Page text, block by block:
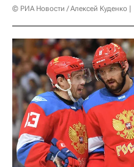
© РИА Новости / Алексей Куденко